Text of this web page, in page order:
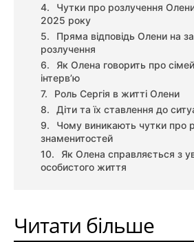
Чутки про розлучення
2025 року
Пряма відповідь Олени на
розлучення
Як Олена говорить про
інтерв’ю
Роль Сергія в житті Олени
Діти та їх ставлення до
Чому виникають чутки про
знаменитостей
Як Олена справляється з
особистого життя
Читати більше